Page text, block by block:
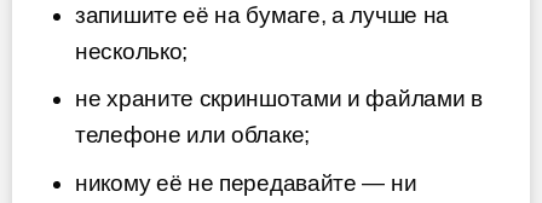
запишите её на бумаге, а лучше на
несколько;
не храните скриншотами и файлами в
телефоне или облаке;
никому её не передавайте — ни